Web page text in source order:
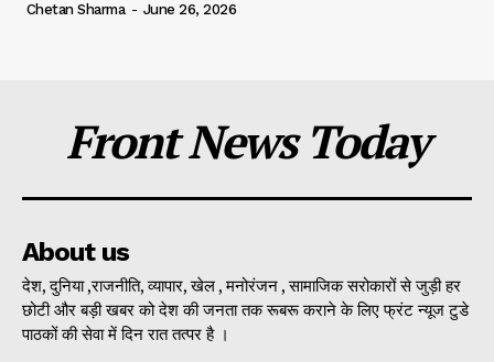
Chetan Sharma - June 26, 2026
Front News Today
About us
देश, दुनिया ,राजनीति, व्यापार, खेल , मनोरंजन , सामाजिक सरोकारों से जुड़ी हर
छोटी और बड़ी खबर को देश की जनता तक रूबरू कराने के लिए फ्रंट न्यूज टुडे
पाठकों की सेवा में दिन रात तत्पर है ।